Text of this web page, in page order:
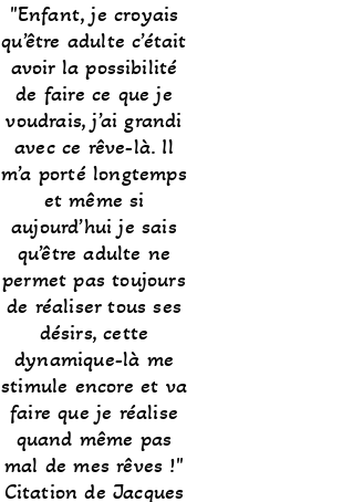
Enfant, je croyais
qu’être adulte c’était
avoir la possibilité
de faire ce que je
voudrais, j’ai grandi
avec ce rêve-là. Il
m’a porté longtemps
et même si
aujourd’hui je sais
qu’être adulte ne
permet pas toujours
de réaliser tous ses
désirs, cette
dynamique-là me
stimule encore et va
faire que je réalise
quand même pas
mal de mes rêves !
Citation de Jacques